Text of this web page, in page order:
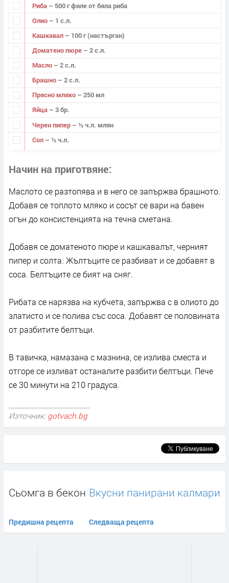
Риба – 500 г филе от бяла риба
Олио – 1 с.л.
Кашкавал – 100 г (настърган)
Доматено пюре – 2 с.л.
Масло – 2 с.л.
Брашно – 2 с.л.
Прясно мляко – 250 мл
Яйца – 3 бр.
Черен пипер – ½ ч.л. млян
Сол – ½ ч.л.
Начин на приготвяне
Маслото се разтопява и в него се запържва брашното.
Добавя се топлото мляко и сосът се вари на бавен
огън до консистенцията на течна сметана.
Добавя се доматеното пюре и кашкавалът, черният
пипер и солта. Жълтъците се разбиват и се добавят в
соса. Белтъците се бият на сняг.
Рибата се нарязва на кубчета, запържва с в олиото до
златисто и се полива със соса. Добавят се половината
от разбитите белтъци.
В тавичка, намазана с мазнина, се излива сместа и
отгоре се изливат останалите разбити белтъци. Пече
се 30 минути на 210 градуса.
Източник: gotvach.bg
Сьомга в бекон
Предишна рецепта
Вкусни панирани калмари
Следваща рецепта